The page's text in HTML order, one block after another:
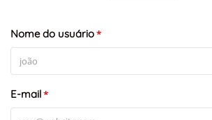
Nome do usuário*
E-mail*